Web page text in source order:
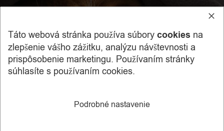
Táto webová stránka používa súbory cookies na
zlepšenie vášho zážitku, analýzu návštevnosti a
prispôsobenie marketingu. Používaním stránky
súhlasíte s používaním cookies.
Podrobné nastavenie